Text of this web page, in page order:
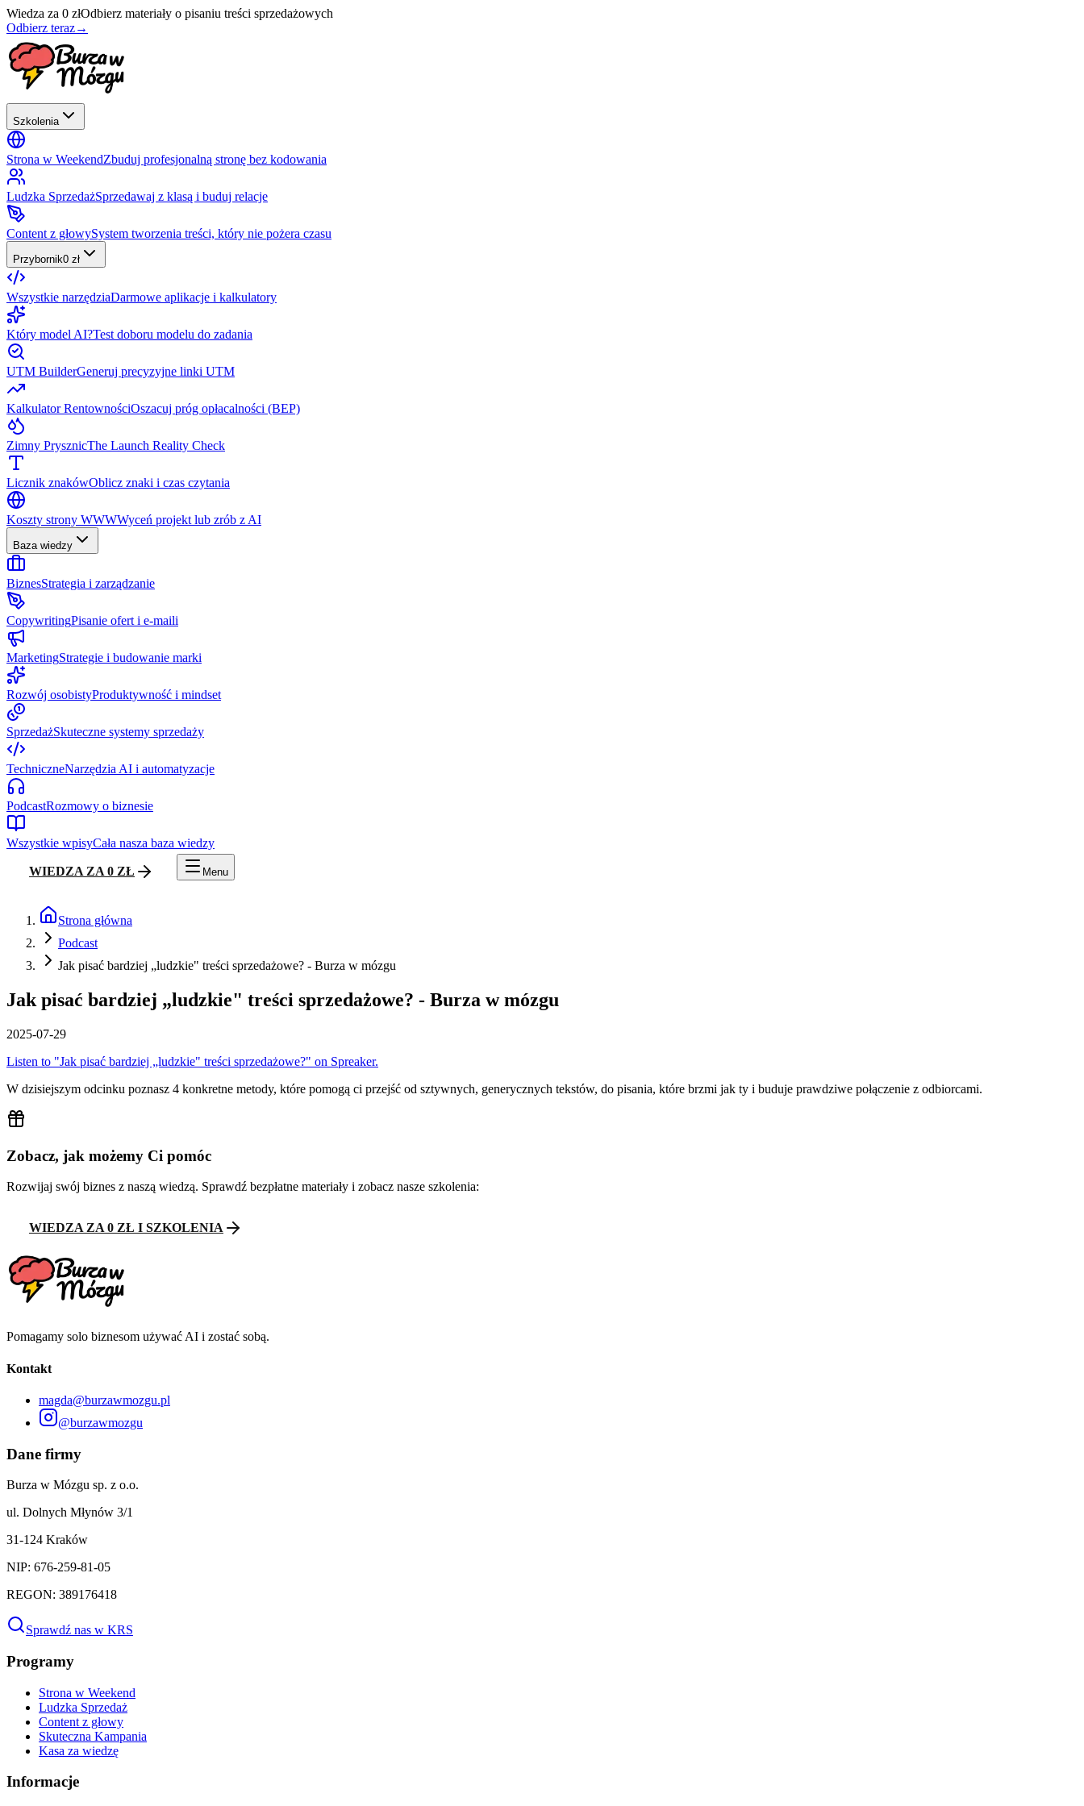
Wiedza za 0 złOdbierz materiały o pisaniu treści sprzedażowych
Odbierz teraz→
Szkolenia
Strona w WeekendZbuduj profesjonalną stronę bez kodowania
Ludzka SprzedażSprzedawaj z klasą i buduj relacje
Content z głowySystem tworzenia treści, który nie pożera czasu
Przybornik0 zł
Wszystkie narzędziaDarmowe aplikacje i kalkulatory
Który model AI?Test doboru modelu do zadania
UTM BuilderGeneruj precyzyjne linki UTM
Kalkulator RentownościOszacuj próg opłacalności (BEP)
Zimny PrysznicThe Launch Reality Check
Licznik znakówOblicz znaki i czas czytania
Koszty strony WWWWyceń projekt lub zrób z AI
Baza wiedzy
BiznesStrategia i zarządzanie
CopywritingPisanie ofert i e-maili
MarketingStrategie i budowanie marki
Rozwój osobistyProduktywność i mindset
SprzedażSkuteczne systemy sprzedaży
TechniczneNarzędzia AI i automatyzacje
PodcastRozmowy o biznesie
Wszystkie wpisyCała nasza baza wiedzy
WIEDZA ZA 0 ZŁ Menu
Strona główna
Podcast
Jak pisać bardziej „ludzkie" treści sprzedażowe? - Burza w mózgu
Jak pisać bardziej „ludzkie" treści sprzedażowe? - Burza w mózgu
2025-07-29
Listen to "Jak pisać bardziej „ludzkie" treści sprzedażowe?" on Spreaker.
W dzisiejszym odcinku poznasz 4 konkretne metody, które pomogą ci przejść od sztywnych, generycznych tekstów, do pisania, które brzmi jak ty i buduje prawdziwe połączenie z odbiorcami.
Zobacz, jak możemy Ci pomóc
Rozwijaj swój biznes z naszą wiedzą. Sprawdź bezpłatne materiały i zobacz nasze szkolenia:
WIEDZA ZA 0 ZŁ I SZKOLENIA
Pomagamy solo biznesom używać AI i zostać sobą.
Kontakt
magda@burzawmozgu.pl
@burzawmozgu
Dane firmy
Burza w Mózgu sp. z o.o.
ul. Dolnych Młynów 3/1
31-124 Kraków
NIP: 676-259-81-05
REGON: 389176418
Sprawdź nas w KRS
Programy
Strona w Weekend
Ludzka Sprzedaż
Content z głowy
Skuteczna Kampania
Kasa za wiedzę
Informacje